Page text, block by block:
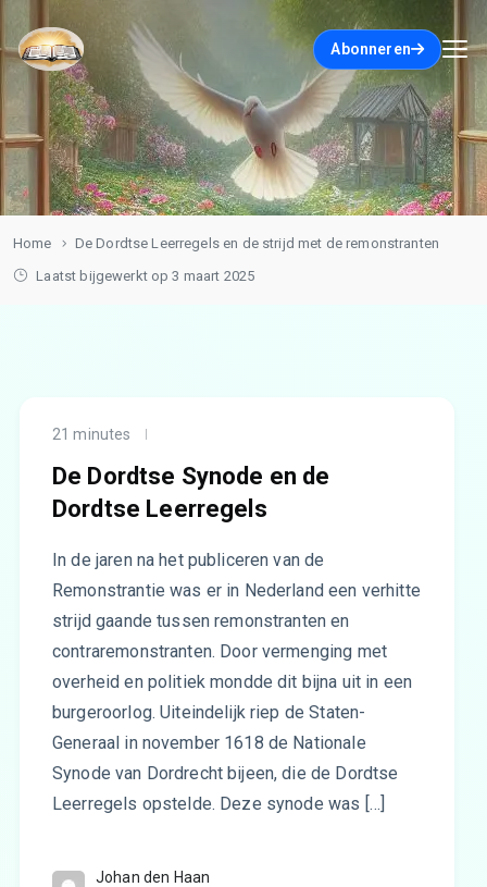
Abonneren
Home
De Dordtse Leerregels en de strijd met de remonstranten
Laatst bijgewerkt op 3 maart 2025
21 minutes
De Dordtse Synode en de
Dordtse Leerregels
In de jaren na het publiceren van de
Remonstrantie was er in Nederland een verhitte
strijd gaande tussen remonstranten en
contraremonstranten. Door vermenging met
overheid en politiek mondde dit bijna uit in een
burgeroorlog. Uiteindelijk riep de Staten-
Generaal in november 1618 de Nationale
Synode van Dordrecht bijeen, die de Dordtse
Leerregels opstelde. Deze synode was […]
Johan den Haan